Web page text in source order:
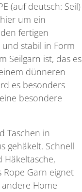
(auf deutsch: Seil)
um ein
fertigen
stabil in Form
Seilgarn ist, das es
dünneren
es besonders
besondere
Taschen in
gehäkelt. Schnell
Garn eignet
Home